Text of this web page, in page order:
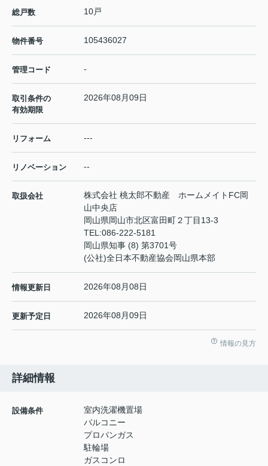
総戸数 10戸
物件番号 105436027
管理コード -
取引条件の
有効期限
2026年08月09日
リフォーム ---
リノベーション --
取扱会社
株式会社 桃太郎不動産 ホームメイトFC岡
山中央店
岡山県岡山市北区富田町２丁目13-3
TEL:086-222-5181
岡山県知事 (8) 第3701号
(公社)全日本不動産協会岡山県本部
情報更新日 2026年08月08日
更新予定日 2026年08月09日
情報の見方
詳細情報
設備条件
室内洗濯機置場
バルコニー
プロパンガス
駐輪場
ガスコンロ